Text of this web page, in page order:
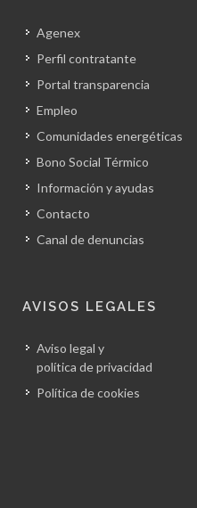
Agenex
Perfil contratante
Portal transparencia
Empleo
Comunidades energéticas
Bono Social Térmico
Información y ayudas
Contacto
Canal de denuncias
AVISOS LEGALES
Aviso legal y
política de privacidad
Política de cookies